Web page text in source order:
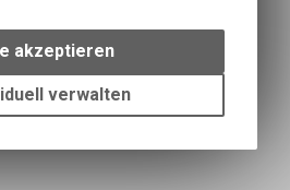
thusis.ch
Interaktionen und
auf Ihrem Gerät,
grundlegenden
unseres Online-
akzeptieren
verwalten